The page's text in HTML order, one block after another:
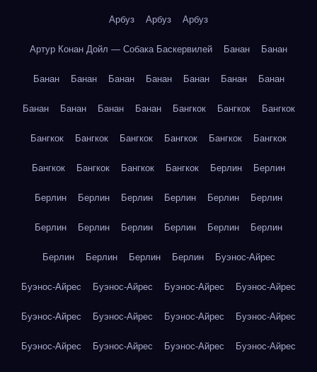
Арбуз Арбуз Арбуз
Артур Конан Дойл — Собака Баскервилей Банан Банан
Банан Банан Банан Банан Банан Банан Банан
Банан Банан Банан Банан Бангкок Бангкок Бангкок
Бангкок Бангкок Бангкок Бангкок Бангкок Бангкок
Бангкок Бангкок Бангкок Бангкок Берлин Берлин
Берлин Берлин Берлин Берлин Берлин Берлин
Берлин Берлин Берлин Берлин Берлин Берлин
Берлин Берлин Берлин Берлин Буэнос-Айрес
Буэнос-Айрес Буэнос-Айрес Буэнос-Айрес Буэнос-Айрес
Буэнос-Айрес Буэнос-Айрес Буэнос-Айрес Буэнос-Айрес
Буэнос-Айрес Буэнос-Айрес Буэнос-Айрес Буэнос-Айрес